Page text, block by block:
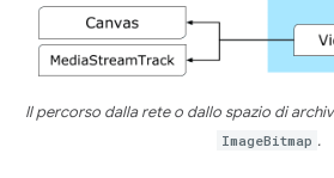
Il percorso dalla rete o dallo spazio di
ImageBitmap .